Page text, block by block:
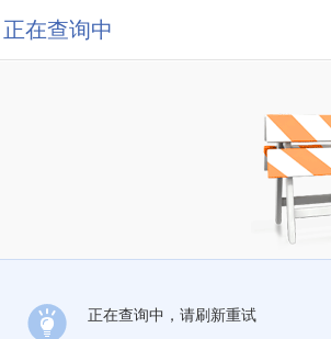
正在查询中
正在查询中，请刷新重试